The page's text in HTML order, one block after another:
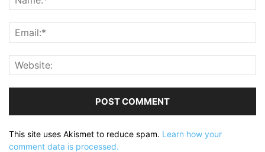
This site uses Akismet to reduce spam. Learn how your
comment data is processed.